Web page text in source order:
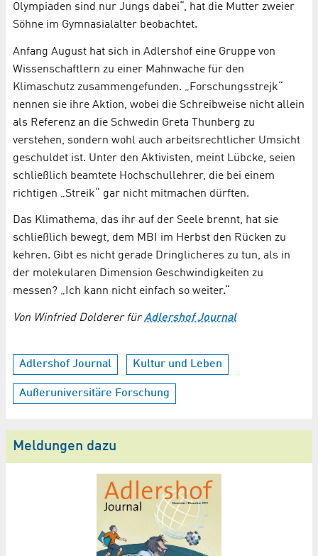
Olympiaden sind nur Jungs dabei“, hat die Mutter zweier
Söhne im Gymnasialalter beobachtet.
Anfang August hat sich in Adlershof eine Gruppe von
Wissenschaftlern zu einer Mahnwache für den
Klimaschutz zusammengefunden. „Forschungsstrejk“
nennen sie ihre Aktion, wobei die Schreibweise nicht allein
als Referenz an die Schwedin Greta Thunberg zu
verstehen, sondern wohl auch arbeitsrechtlicher Umsicht
geschuldet ist. Unter den Aktivisten, meint Lübcke, seien
schließlich beamtete Hochschullehrer, die bei einem
richtigen „Streik“ gar nicht mitmachen dürften.
Das Klimathema, das ihr auf der Seele brennt, hat sie
schließlich bewegt, dem MBI im Herbst den Rücken zu
kehren. Gibt es nicht gerade Dringlicheres zu tun, als in
der molekularen Dimension Geschwindigkeiten zu
messen? „Ich kann nicht einfach so weiter.“
Von Winfried Dolderer fürAdlershof Journal
Adlershof Journal Kultur und Leben
Außeruniversitäre Forschung
Meldungen dazu